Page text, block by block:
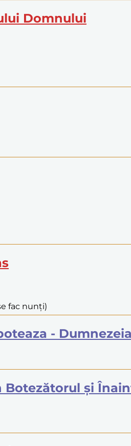
Domnului
fac nunți)
-
Botezătorul și